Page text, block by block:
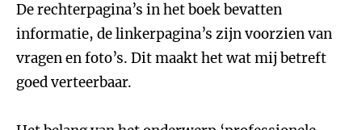
De rechterpagina’s in het boek bevatten
informatie, de linkerpagina’s zijn voorzien van
vragen en foto’s. Dit maakt het wat mij betreft
goed verteerbaar.